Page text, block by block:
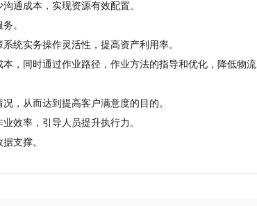
通成本，实现资源有效配置。
。
统实务操作灵活性，提高资产利用率。
，同时通过作业路径，作业方法的指导和优化，降低物流
，从而达到提高客户满意度的目的。
效率，引导人员提升执行力。
支撑。